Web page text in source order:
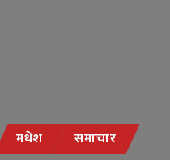
मधेश
समाचार